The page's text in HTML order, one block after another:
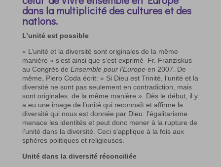
dans la multiplicité des cultures et des
nations.
L’unité est possible
« L’unité et la diversité sont originales de la même
manière » s’est ainsi que s’est exprimé
Fr. Franziskus
au Congrès de Ensemble pour l’Europeen 2007. De
même, Piero Coda écrit: « Si Dieu est Trinité, l’unité et la
diversité ne sont pas seulement en contradiction, mais
sont originales. de la même manière ». Dès le début, il y
a eu une image de l’unité qui reconnaît et affirme la
diversité qui nous est donnée par Dieu: l’égalitarisme
menace les identités et peut donc mener à la rupture de
l’unité dans la diversité. Ceci s’applique à la fois aux
sphères politiques et religieuses.
Unité dans la diversité réconciliée